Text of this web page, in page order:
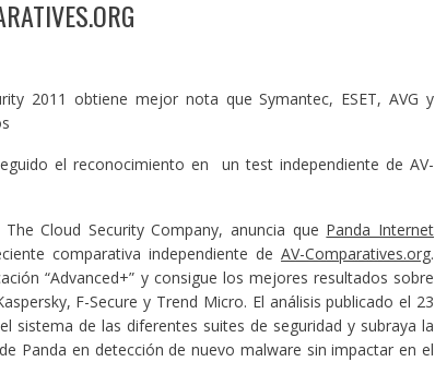
2011 obtiene mejor nota que Symantec, ESET, AVG y
el reconocimiento en un test independiente de AV-
The Cloud Security Company, anuncia que Panda Internet
comparativa independiente deAV-Comparatives.org.
“Advanced+” y consigue los mejores resultados sobre
F-Secure y Trend Micro. El análisis publicado el 23
de las diferentes suites de seguridad y subraya la
Panda en detección de nuevo malware sin impactar en el